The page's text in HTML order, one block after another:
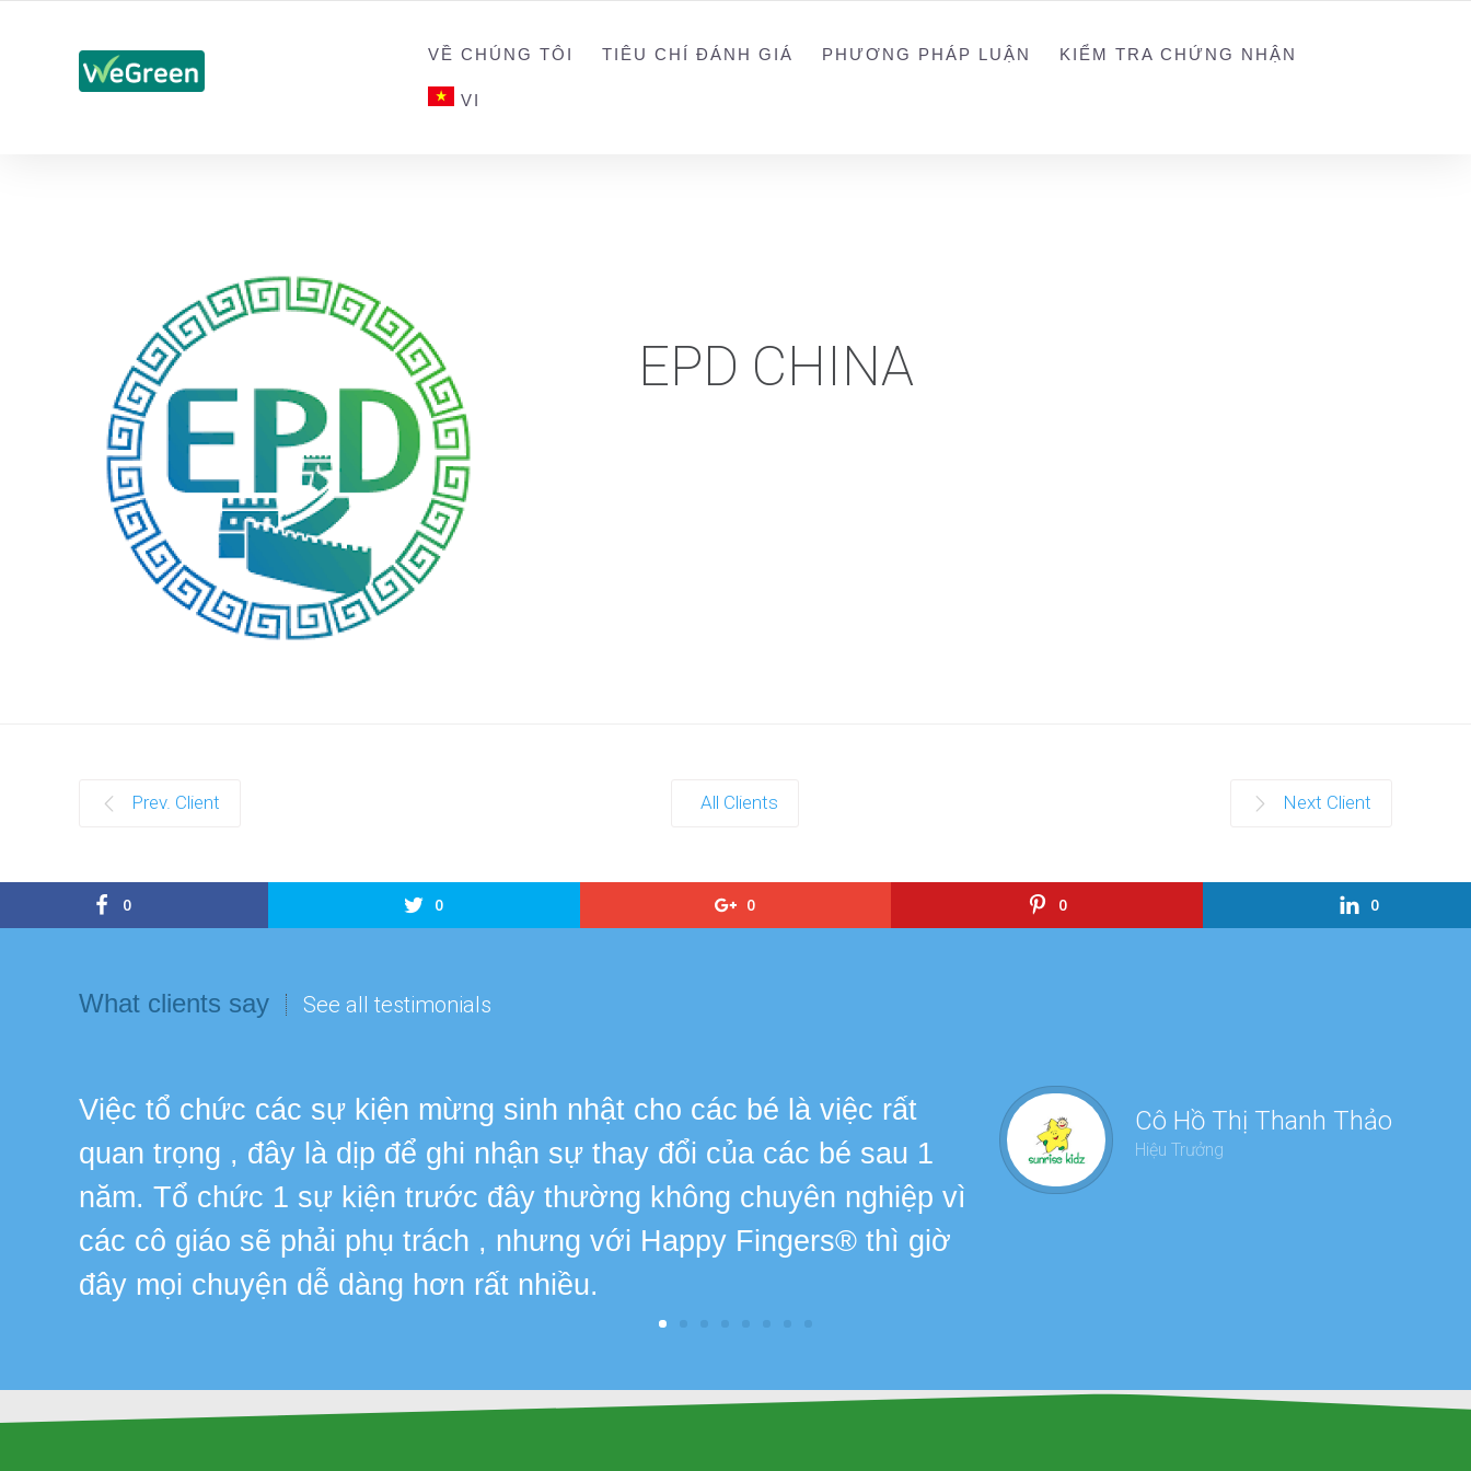
VỀ CHÚNG TÔI TIÊU CHÍ ĐÁNH GIÁ PHƯƠNG PHÁP LUẬN KIỂM TRA CHỨNG NHẬN
VI
EPD CHINA
Prev. Client All Clients Next Client
0 0 0 0 0
What clients say See all testimonials
Cô Hồ Thị Thanh Thảo
Hiệu Trưởng
Việc tổ chức các sự kiện mừng sinh nhật cho các bé là việc rất
quan trọng , đây là dịp để ghi nhận sự thay đổi của các bé sau 1
năm. Tổ chức 1 sự kiện trước đây thường không chuyên nghiệp vì
các cô giáo sẽ phải phụ trách , nhưng với Happy Fingers® thì giờ
đây mọi chuyện dễ dàng hơn rất nhiều.